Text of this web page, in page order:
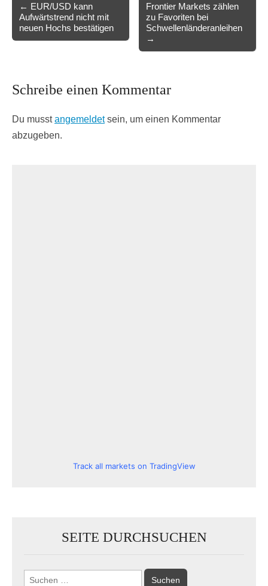
navigation
← EUR/USD kann
Aufwärtstrend nicht mit
neuen Hochs bestätigen
Frontier Markets zählen
zu Favoriten bei
Schwellenländeranleihen
→
Schreibe einen Kommentar
Du musstangemeldetsein, um einen Kommentar
abzugeben.
Track all markets on TradingView
SEITE DURCHSUCHEN
Suchen